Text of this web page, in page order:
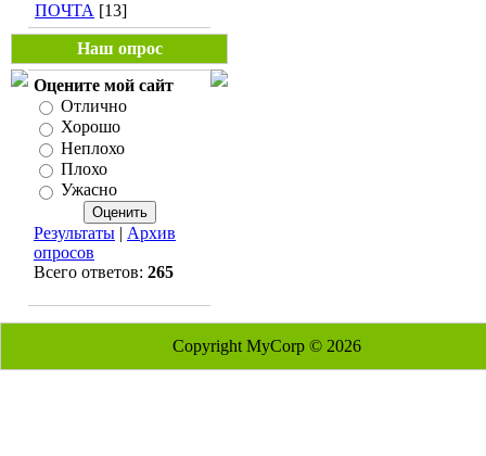
ПОЧТА [13]
Наш опрос
Оцените мой сайт
Отлично
Хорошо
Неплохо
Плохо
Ужасно
Результаты | Архив
опросов
Всего ответов: 265
Copyright MyCorp © 2026